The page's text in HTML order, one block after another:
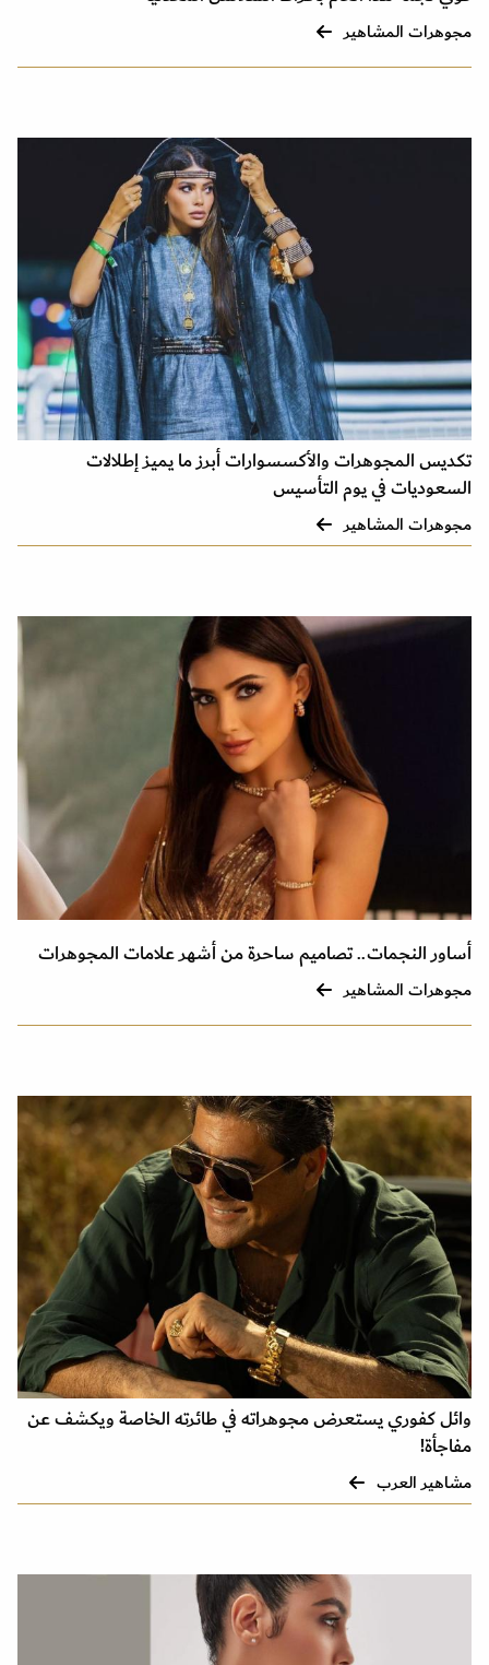
مجوهرات المشاهير
تكديس المجوهرات والأكسسوارات أبرز ما يميز إطلالات
السعوديات في يوم التأسيس
مجوهرات المشاهير
أساور النجمات.. تصاميم ساحرة من أشهر علامات المجوهرات
مجوهرات المشاهير
وائل كفوري يستعرض مجوهراته في طائرته الخاصة ويكشف عن
مفاجأة!
مشاهير العرب